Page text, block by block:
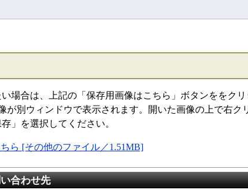
場合は、上記の「保存用画像はこちら」ボタンををク
が別ウィンドウで表示されます。開いた画像の上で右ク
」を選択してください。
ら [その他のファイル／1.51MB]
合わせ先